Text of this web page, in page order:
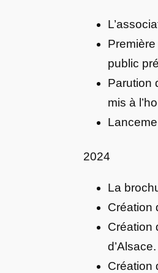
public
Parution
mis à
2024
La
Création
Création
d’Alsace.
Création